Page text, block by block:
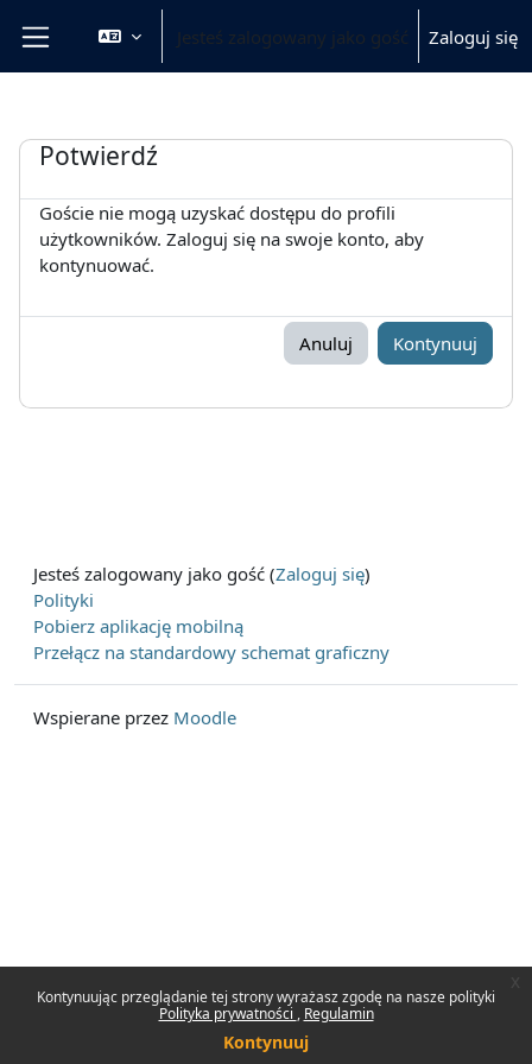
Przejdź do głównej zawartości
Kontynuując przeglądanie tej strony wyrażasz zgodę na nasze polityki
Polityka prywatności
Regulamin
Kontynuuj
Panel boczny
Jesteś zalogowany jako gość Zaloguj się
Potwierdź
Goście nie mogą uzyskać dostępu do profili
użytkowników. Zaloguj się na swoje konto, aby
kontynuować.
Anuluj Kontynuuj
Jesteś zalogowany jako gość (Zaloguj się)
Polityki
Pobierz aplikację mobilną
Przełącz na standardowy schemat graficzny
Wspierane przez Moodle